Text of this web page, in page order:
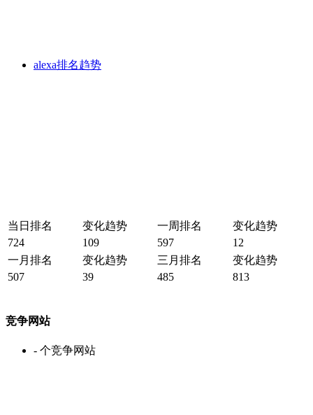
alexa排名趋势
当日排名 变化趋势 一周排名
变化趋势
724
109 597
12
一月排名
变化趋势 三月排名
变化趋势
507
39 485 813
竞争网站
- 个竞争网站